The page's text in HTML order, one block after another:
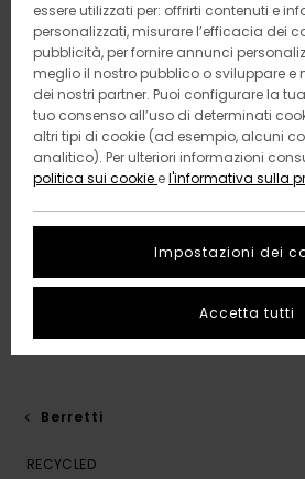
Berretti
RECYCLED
essere utilizzati per: offrirti contenuti e
personalizzati, misurare l’efficacia dei
pubblicità, per fornire annunci
meglio il nostro pubblico o sviluppare e
dei nostri partner. Puoi configurare la
tuo consenso all’uso di determinati
altri tipi di cookie (ad esempio, alcuni
analitico). Per ulteriori informazioni
politica sui cookie el'informativa sulla
Impostazioni dei
Accetta tutti